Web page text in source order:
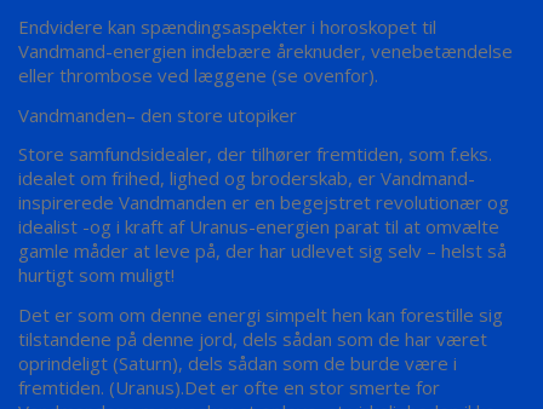
Endvidere kan spændingsaspekter i horoskopet til
Vandmand-energien indebære åreknuder, venebetændelse
eller thrombose ved læggene (se ovenfor).
Vandmanden– den store utopiker
Store samfundsidealer, der tilhører fremtiden, som f.eks.
idealet om frihed, lighed og broderskab, er Vandmand-
inspirerede Vandmanden er en begejstret revolutionær og
idealist -og i kraft af Uranus-energien parat til at omvælte
gamle måder at leve på, der har udlevet sig selv – helst så
hurtigt som muligt!
Det er som om denne energi simpelt hen kan forestille sig
tilstandene på denne jord, dels sådan som de har været
oprindeligt (Saturn), dels sådan som de burde være i
fremtiden. (Uranus).Det er ofte en stor smerte for